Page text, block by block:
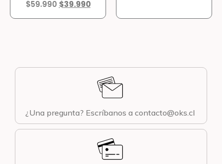
$59.990 $39.990
¿Una pregunta? Escríbanos a contacto@oks.cl